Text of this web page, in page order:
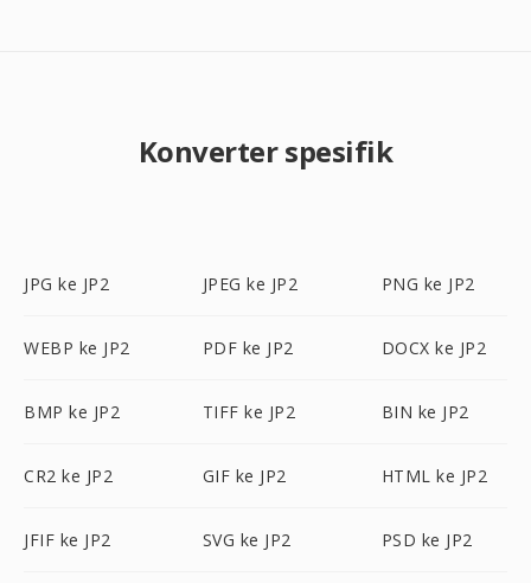
Konverter spesifik
JPG ke JP2 JPEG ke JP2 PNG ke JP2
WEBP ke JP2 PDF ke JP2 DOCX ke JP2
BMP ke JP2 TIFF ke JP2 BIN ke JP2
CR2 ke JP2 GIF ke JP2 HTML ke JP2
JFIF ke JP2 SVG ke JP2 PSD ke JP2